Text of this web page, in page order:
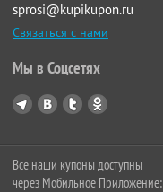
sprosi@kupikupon.ru
Связаться с нами
Мы в Соцсетях
Все наши купоны доступны
через Мобильное Приложение: